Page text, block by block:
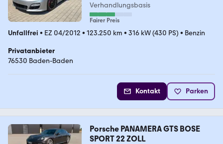
Verhandlungsbasis
Fairer Preis
Unfallfrei • EZ 04/2012 • 123.250 km • 316 kW (430 PS) • Benzin
Privatanbieter
76530 Baden-Baden
Kontakt Parken
Porsche PANAMERA GTS BOSE
SPORT 22 ZOLL